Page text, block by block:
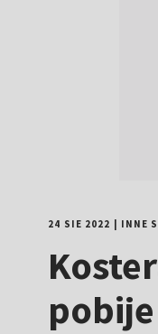
24 SIE 2022 INNE